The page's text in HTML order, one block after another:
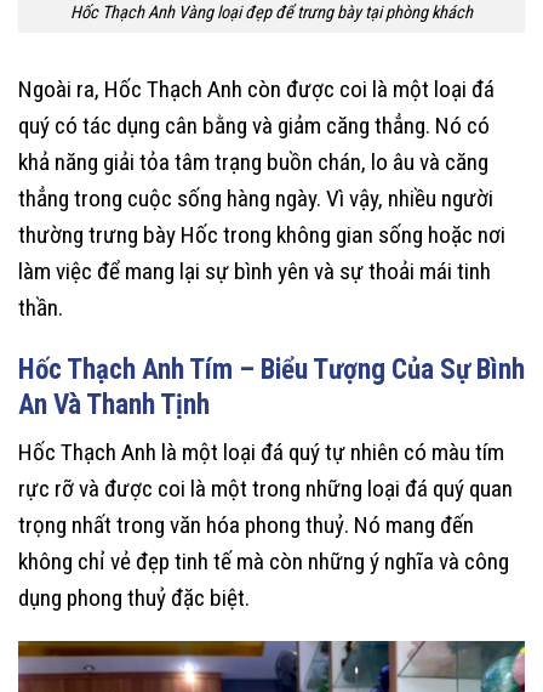
Hốc Thạch Anh Vàng loại đẹp để trưng bày tại phòng khách
Ngoài ra, Hốc Thạch Anh còn được coi là một loại đá
quý có tác dụng cân bằng và giảm căng thẳng. Nó có
khả năng giải tỏa tâm trạng buồn chán, lo âu và căng
thẳng trong cuộc sống hàng ngày. Vì vậy, nhiều người
thường trưng bày Hốc trong không gian sống hoặc nơi
làm việc để mang lại sự bình yên và sự thoải mái tinh
thần.
Hốc Thạch Anh Tím – Biểu Tượng Của Sự Bình
An Và Thanh Tịnh
Hốc Thạch Anh là một loại đá quý tự nhiên có màu tím
rực rỡ và được coi là một trong những loại đá quý quan
trọng nhất trong văn hóa phong thuỷ. Nó mang đến
không chỉ vẻ đẹp tinh tế mà còn những ý nghĩa và công
dụng phong thuỷ đặc biệt.